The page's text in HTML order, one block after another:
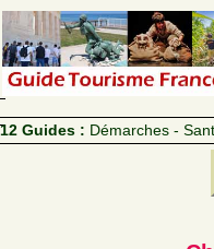
12 Guides : Démarches -